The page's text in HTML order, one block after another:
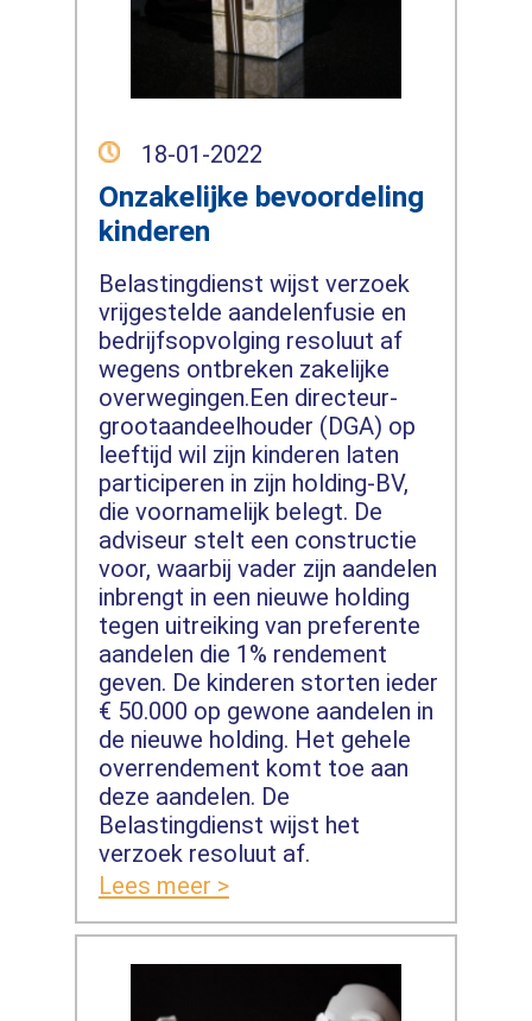
18-01-2022
Onzakelijke bevoordeling
kinderen
Belastingdienst wijst verzoek
vrijgestelde aandelenfusie en
bedrijfsopvolging resoluut af
wegens ontbreken zakelijke
overwegingen.Een directeur-
grootaandeelhouder (DGA) op
leeftijd wil zijn kinderen laten
participeren in zijn holding-BV,
die voornamelijk belegt. De
adviseur stelt een constructie
voor, waarbij vader zijn aandelen
inbrengt in een nieuwe holding
tegen uitreiking van preferente
aandelen die 1% rendement
geven. De kinderen storten ieder
€ 50.000 op gewone aandelen in
de nieuwe holding. Het gehele
overrendement komt toe aan
deze aandelen. De
Belastingdienst wijst het
verzoek resoluut af.
Lees meer >